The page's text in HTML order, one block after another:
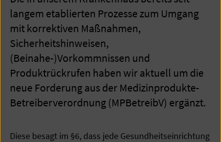
langem etablierten Prozesse zum Umgang
mit korrektiven Maßnahmen,
Sicherheitshinweisen,
(Beinahe-)Vorkommnissen und
Produktrückrufen haben wir aktuell um die
neue Forderung aus der Medizinprodukte-
Betreiberverordnung (MPBetreibV) ergänzt.
Diese besagt im §6, dass jede Gesundheitseinrichtung